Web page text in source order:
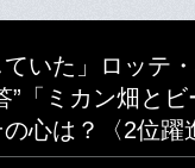
ていた」ロッテ
”「ミカン畑と
心は？〈2位躍